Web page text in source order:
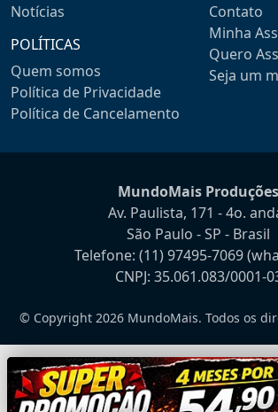
Notícias
POLÍTICAS
Quem somos
Política de Privacidade
Política de Cancelamento
Contato
Minha
Quero
Seja um
MundoMais Produções
Av. Paulista, 171 - 4o.
São Paulo - SP - Brasil
Telefone: (11) 97495-7069
CNPJ: 35.061.083/0001-
© Copyright 2026 MundoMais. Todos os